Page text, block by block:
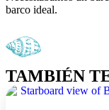
barco ideal.
TAMBIÉN